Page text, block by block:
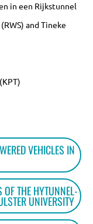
in een Rijkstunnel
and Tineke
VEHICLES IN
OF THE HYTUNNEL-
UNIVERSITY